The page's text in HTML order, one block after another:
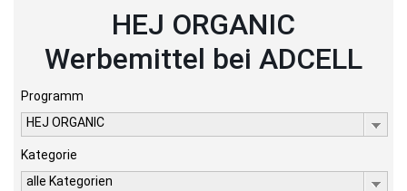
HEJ ORGANIC
Werbemittel bei ADCELL
Programm
HEJ ORGANIC
Kategorie
alle Kategorien